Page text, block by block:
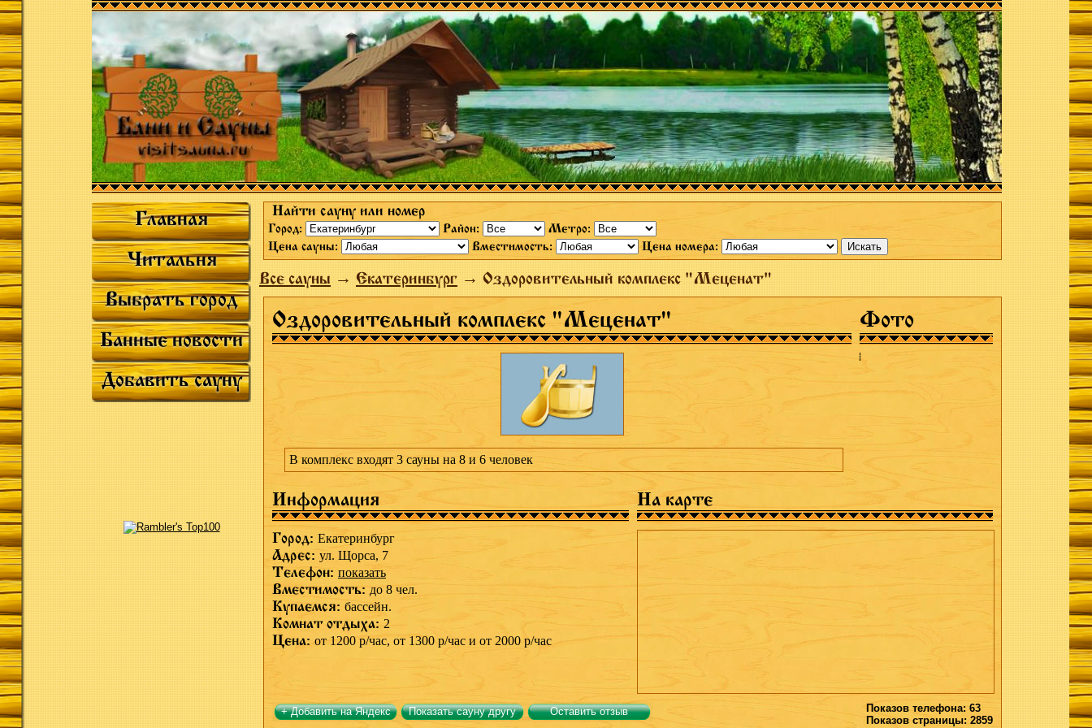
Главная
Читальня
Выбрать город
Банные новости
Добавить сауну
Найти сауну или номер
Город: Район:
Метро:
Цена сауны:
Вместимость: Цена номера:
Все сауны→Екатеринбург→ Оздоровительный комплекс "Меценат"
Оздоровительный комплекс "Меценат" Фото
В комплекс входят 3 сауны на 8 и 6 человек
Информация На карте
Город: Екатеринбург
Адрес: ул. Щорса, 7
Телефон: показать
Вместимость: до 8 чел.
Купаемся: бассейн.
Комнат отдыха: 2
Цена: от 1200 р/час, от 1300 р/час и от 2000 р/час
+ Добавить на Яндекс Показать сауну другу Оставить отзыв
Показов телефона: 63
Показов страницы: 2859